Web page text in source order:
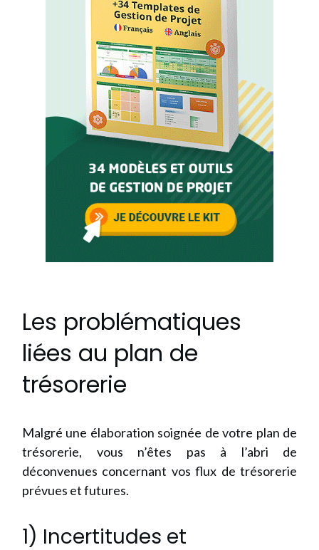
Les problématiques
liées au plan de
trésorerie
Malgré une élaboration soignée de votre plan de
trésorerie, vous n’êtes pas à l’abri de
déconvenues concernant vos flux de trésorerie
prévues et futures.
1) Incertitudes et